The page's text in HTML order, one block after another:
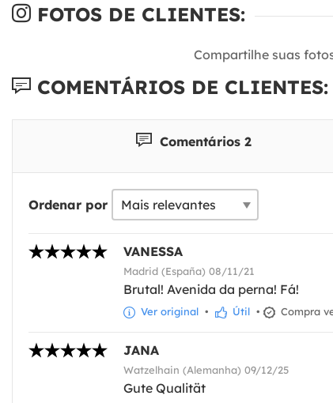
FOTOS DE CLIENTES:
Compartilhe suas
COMENTÁRIOS DE CLIENTES:
Comentários 2
Ordenar por
VANESSA
Madrid (España) 08/11/21
Brutal! Avenida da perna! Fá!
Ver original • Útil • Compra
JANA
Watzelhain (Alemanha) 09/12/25
Gute Qualität